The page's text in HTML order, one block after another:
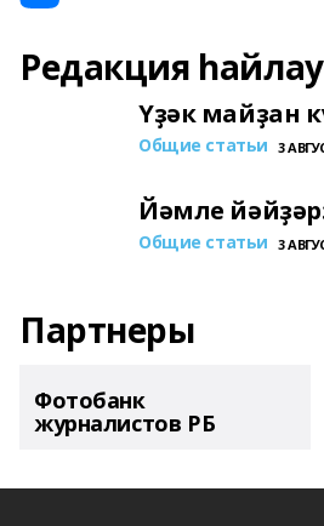
Редакция
Үҙәк майҙан
Общие статьи 3
Йәмле
Общие статьи 3
Партнеры
Фотобанк
журналистов РБ